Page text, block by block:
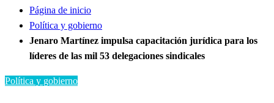
Página de inicio
Política y gobierno
Jenaro Martínez impulsa capacitación jurídica para los
líderes de las mil 53 delegaciones sindicales
Política y gobierno